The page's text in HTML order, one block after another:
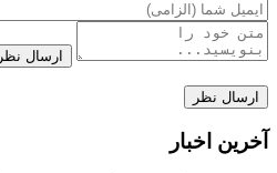
ارسال نظر
آخرین اخبار